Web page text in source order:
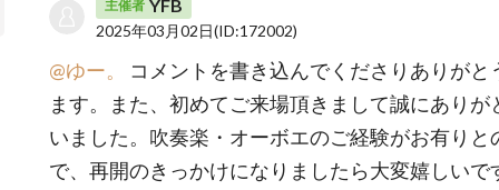
主催者 YFB
2025年03月02日(ID:172002)
@ゆー。
コメントを書き込んでくださりありがと
ます。また、初めてご来場頂きまして誠にありが
いました。吹奏楽・オーボエのご経験がお有りと
で、再開のきっかけになりましたら大変嬉しいで